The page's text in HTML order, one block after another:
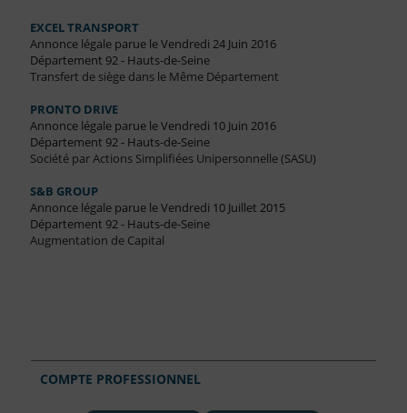
EXCEL TRANSPORT
Annonce légale parue le Vendredi 24 Juin 2016
Département 92 - Hauts-de-Seine
Transfert de siège dans le Même Département
PRONTO DRIVE
Annonce légale parue le Vendredi 10 Juin 2016
Département 92 - Hauts-de-Seine
Société par Actions Simplifiées Unipersonnelle (SASU)
S&B GROUP
Annonce légale parue le Vendredi 10 Juillet 2015
Département 92 - Hauts-de-Seine
Augmentation de Capital
COMPTE PROFESSIONNEL